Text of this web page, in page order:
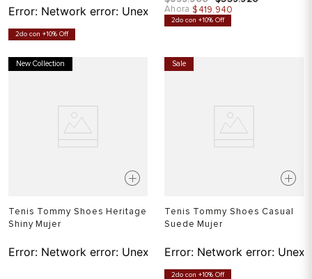
Error: Network error: Unexpected token T in JSON at
2do con +10% Off
Ahora $419.940
2do con +10% Off
New Collection
Tenis Tommy Shoes Heritage
Shiny Mujer
Error: Network error: Unexpected token T in JSON at
Sale
Tenis Tommy Shoes Casual
Suede Mujer
Error: Network error:
2do con +10% Off